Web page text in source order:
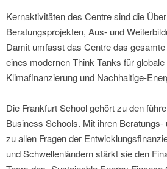
Kernaktivitäten des Centre sind die
Beratungsprojekten, Aus- und
Damit umfasst das Centre das
eines modernen Think Tanks für
Klimafinanzierung und Nachhaltige-
Die Frankfurt School gehört zu den
Business Schools. Mit ihren Beratungs-
zu allen Fragen der
und Schwellenländern stärkt sie den